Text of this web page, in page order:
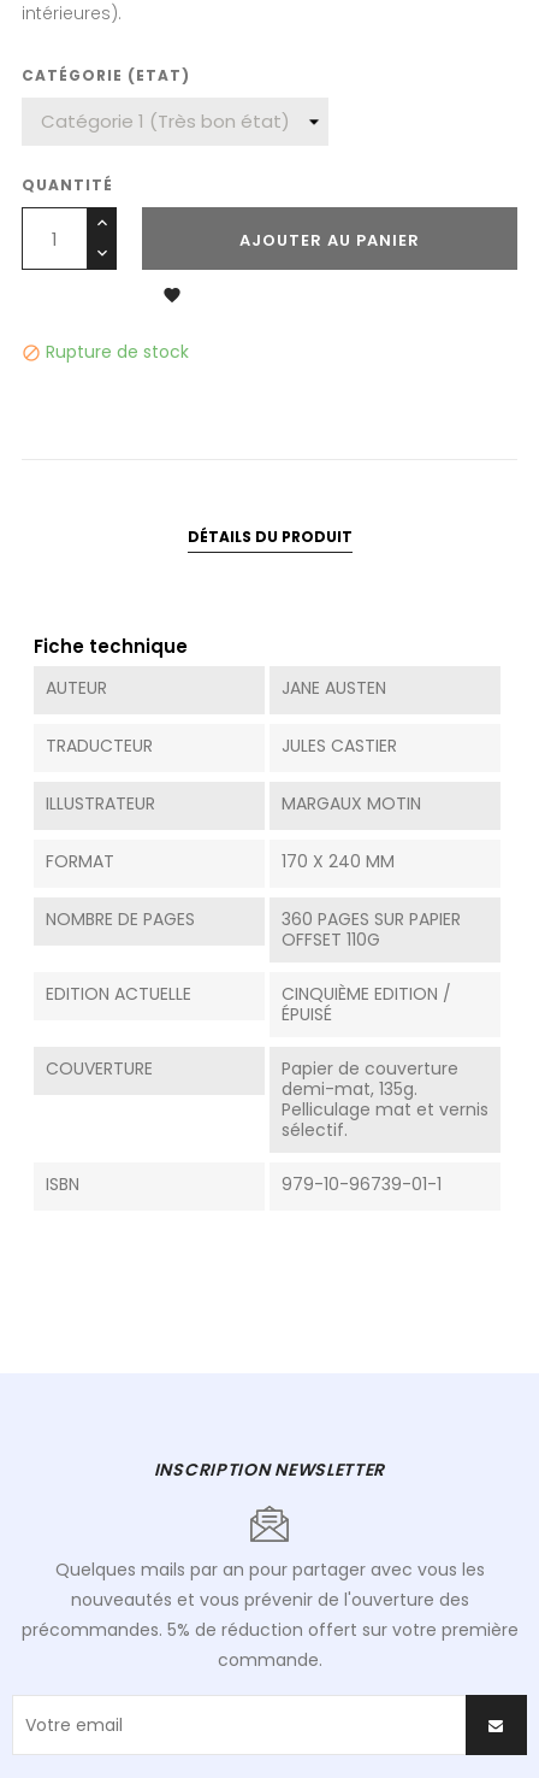
intérieures).
CATÉGORIE (ETAT)
QUANTITÉ
AJOUTER AU PANIER

 Rupture de stock
DÉTAILS DU PRODUIT
Fiche technique
AUTEUR JANE AUSTEN
TRADUCTEUR JULES CASTIER
ILLUSTRATEUR MARGAUX MOTIN
FORMAT 170 X 240 MM
NOMBRE DE PAGES
360 PAGES SUR PAPIER
OFFSET 110G
EDITION ACTUELLE
CINQUIÈME EDITION /
ÉPUISÉ
COUVERTURE
Papier de couverture
demi-mat, 135g.
Pelliculage mat et vernis
sélectif.
ISBN 979-10-96739-01-1
INSCRIPTION NEWSLETTER
Quelques mails par an pour partager avec vous les
nouveautés et vous prévenir de l'ouverture des
précommandes. 5% de réduction offert sur votre première
commande.